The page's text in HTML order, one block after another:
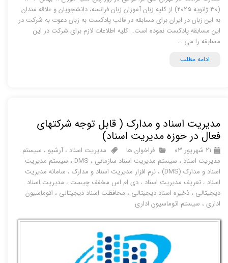
(۳۰ ژانویه ۲۰۲۵) از کلیه زبان آموزان زبان فرانسه، دانشجویان و علاقه مندان
به این زبان در ایران برای مسابقه در قالب پادکست به زبان دعوت به شرکت در
این مسابقه پادکست نموده است. کلیه اطلاعات لازم برای شرکت در این
مسابقه را می …
ادامه مطلب
مدیریت اسناد و مدارک ( قابل توجه شرکتهای
فعال در حوزه مدیریت اسناد)
۲۱ شهریور ۰۳ فراخوان ها مدیریت اسناد ،آرشیو ، سیستم
مدیریت اسناد ، سیستم مدیریت اسناد سازمانی ، DMS ، سیستم مدیریت
اسناد و مدارک (DMS)
،نرم افزار مدیریت اسناد و مدارک ، سامانه مدیریت
اسناد ،تعریف مدیریت اسناد ،دی ام اس مخفف چیست ، مدیریت اسناد
دیجیتالی ،ذخیره اسناد دیجیتالی ، محافظت اسناد دیجیتالی ، اتوماسیون
اداری ، سیستم اتوماسیون اداری